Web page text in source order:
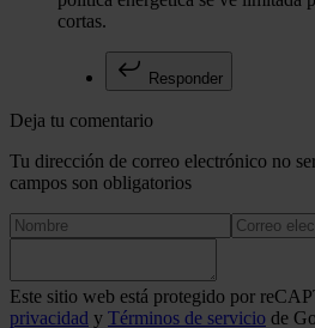
cortas.
Responder
Deja tu comentario
Tu dirección de correo electrónico no
campos son obligatorios
Este sitio web está protegido por
privacidad y Términos de servicio de